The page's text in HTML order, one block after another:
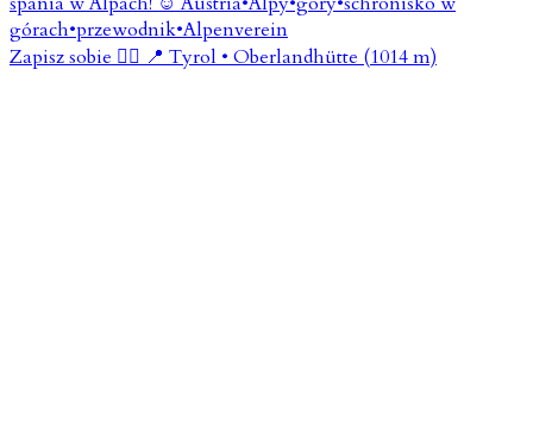
Zapisz sobie 👇🏼 📍 Tyrol • Oberlandhütte (1014 m)